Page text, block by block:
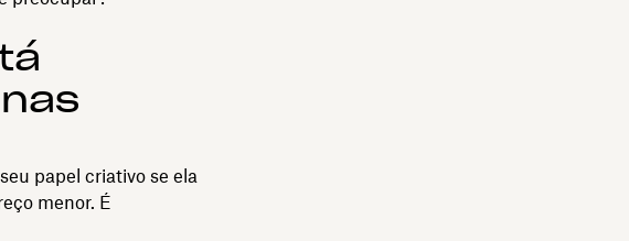
papel criativo se ela
menor. É